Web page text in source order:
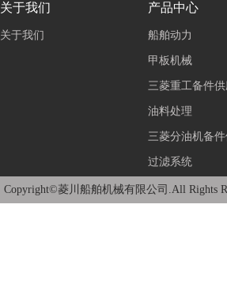
关于我们
关于我们
产品中心
船舶动力
甲板机械
三菱重工备件供
油料处理
三菱分油机备件
过滤系统
Copyright©菱川船舶机械有限公司.All Rights